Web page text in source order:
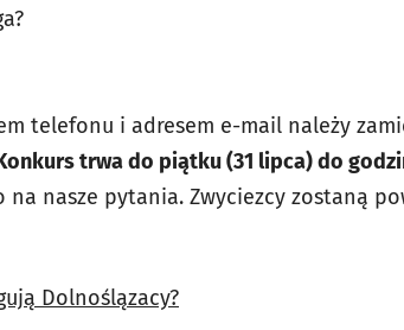
telefonu i adresem e-mail należy
trwado piątku (31 lipca) do
na nasze pytania. Zwyciezcy zostaną
Dolnoślązacy?